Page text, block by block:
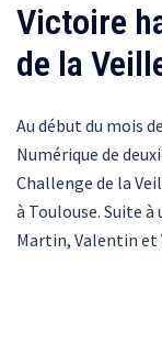
Victoire
de la
Au début du mois
Numérique de
Challenge de la
à Toulouse. Suite
Martin, Valentin